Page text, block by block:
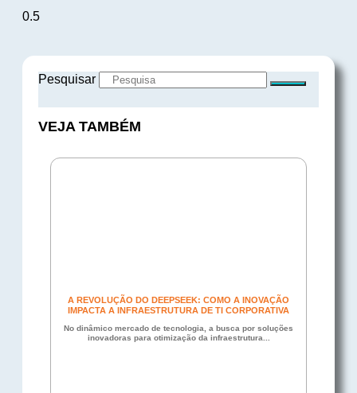
Pesquisar
VEJA TAMBÉM
A REVOLUÇÃO DO DEEPSEEK: COMO A INOVAÇÃO
IMPACTA A INFRAESTRUTURA DE TI CORPORATIVA
No dinâmico mercado de tecnologia, a busca por soluções
inovadoras para otimização da infraestrutura...